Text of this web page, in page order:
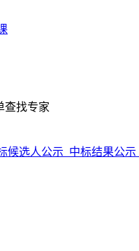
查找专家
候选人公示 中标结果公示